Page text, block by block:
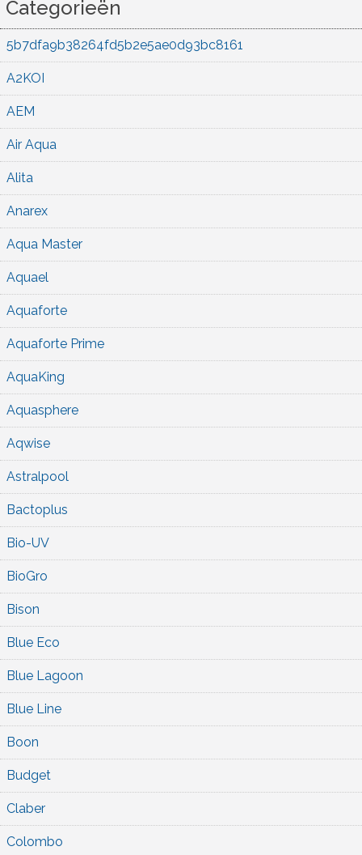
Categorieën
5b7dfa9b38264fd5b2e5ae0d93bc8161
A2KOI
AEM
Air Aqua
Alita
Anarex
Aqua Master
Aquael
Aquaforte
Aquaforte Prime
AquaKing
Aquasphere
Aqwise
Astralpool
Bactoplus
Bio-UV
BioGro
Bison
Blue Eco
Blue Lagoon
Blue Line
Boon
Budget
Claber
Colombo